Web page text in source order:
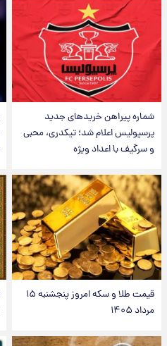
شماره پیراهن خریدهای جدید
پرسپولیس اعلام شد؛ تیکدری، محبی
و سرگیف با اعداد ویژه
قیمت طلا و سکه امروز پنجشنبه ۱۵
مرداد ۱۴۰۵